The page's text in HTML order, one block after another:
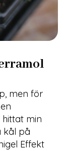
men för
min
kål på
Effekt